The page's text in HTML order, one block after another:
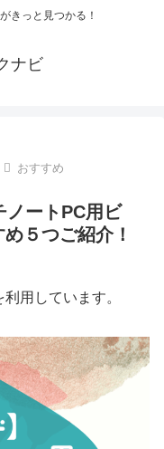
きっと見つかる！
ナビ
おすすめ
ノートPC用ビ
５つご紹介！
用しています。